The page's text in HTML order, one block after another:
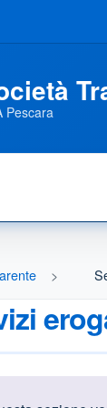
Pescara